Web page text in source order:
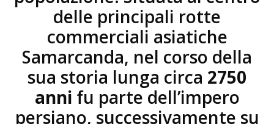
delle principali rotte
commerciali asiatiche
Samarcanda, nel corso della
sua storia lunga circa 2750
anni fu parte dell’impero
persiano, successivamente su